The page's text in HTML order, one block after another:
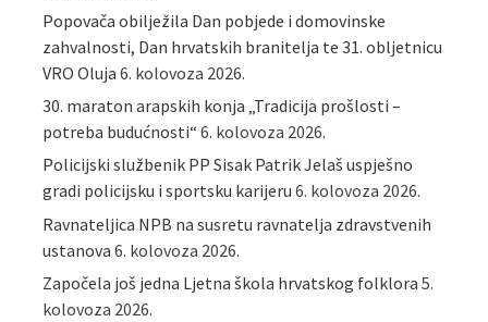
Popovača obilježila Dan pobjede i domovinske
zahvalnosti, Dan hrvatskih branitelja te 31. obljetnicu
VRO Oluja 6. kolovoza 2026.
30. maraton arapskih konja „Tradicija prošlosti –
potreba budućnosti“ 6. kolovoza 2026.
Policijski službenik PP Sisak Patrik Jelaš uspješno
gradi policijsku i sportsku karijeru 6. kolovoza 2026.
Ravnateljica NPB na susretu ravnatelja zdravstvenih
ustanova 6. kolovoza 2026.
Započela još jedna Ljetna škola hrvatskog folklora 5.
kolovoza 2026.